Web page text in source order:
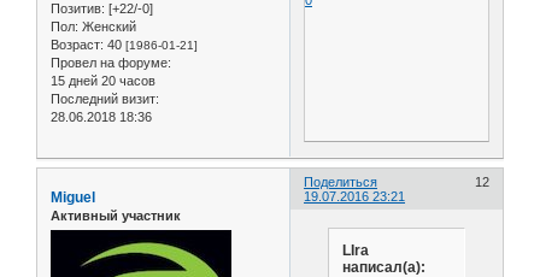
Позитив: [+22/-0]
Пол: Женский
Возраст: 40 [1986-01-21]
Провел на форуме:
15 дней 20 часов
Последний визит:
28.06.2018 18:36
Поделиться
12
19.07.2016 23:21
Miguel
Активный участник
LIra
написал(а):